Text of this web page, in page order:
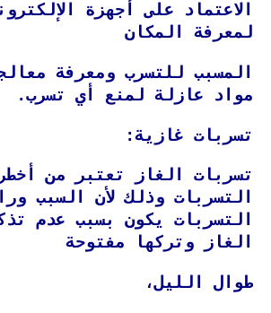
الاعتماد على أجهزة
لمعرفة المكان
المسبب للتسرب ومعرفة
مواد عازلة لمنع أي تسرب.
تسربات غازية:
تسربات الغاز تعتبر من
التسربات وذلك لأن السبب
التسربات يكون بسبب عدم
الغاز وتركها مفتوحة
طوال الليل،